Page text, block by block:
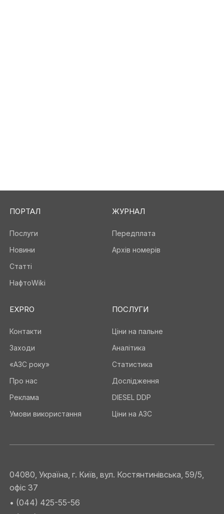
ПОРТАЛ
Послуги
Новини
Статті
НафтоWiki
ЖУРНАЛ
Передплата
Архів номерів
EXPRO
Контакти
Заходи
«АЗС року»
Про нас
Реклама
Умови використання
ПОСЛУГИ
Ціни на пальне
Аналітика
Статистика
Дослідження
DIESEL DDP
Ціни на АЗС
04080, Україна, г. Київ, вул. Костянтинівська, 59/5,
офіс 37
• (044) 425-55-56